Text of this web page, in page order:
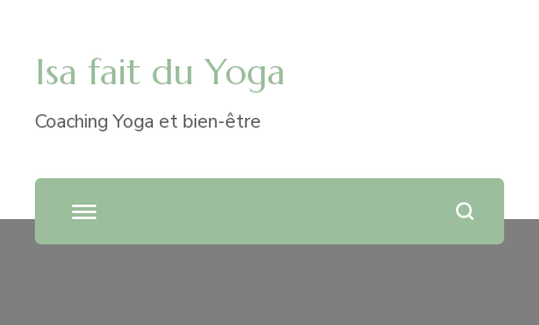
Isa fait du Yoga
Coaching Yoga et bien-être